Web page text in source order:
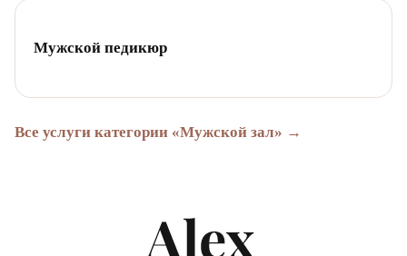
Мужской педикюр
Все услуги категории «Мужской зал» →